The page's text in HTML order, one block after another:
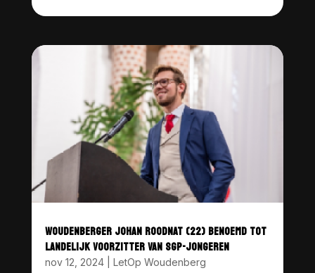
WOUDENBERGER JOHAN ROODNAT (22) BENOEMD TOT
LANDELIJK VOORZITTER VAN SGP-JONGEREN
nov 12, 2024| LetOp Woudenberg